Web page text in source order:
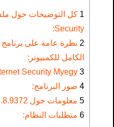
1
Security​:
2
الكامل للكمبيوتر:
3
4 صور البرنامج:
5 معلومات حول Avast Free Antivirus 24.8.9372:
6 متطلبات النظام: